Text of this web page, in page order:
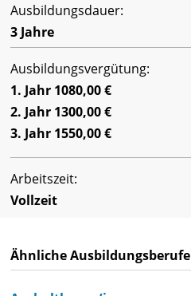
Ausbildungsdauer:
3 Jahre
Ausbildungsvergütung:
1. Jahr 1080,00 €
2. Jahr 1300,00 €
3. Jahr 1550,00 €
Arbeitszeit:
Vollzeit
Ähnliche Ausbildungsberufe